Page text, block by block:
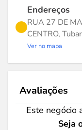
Endereços
RUA 27 DE
CENTRO,
Ver no mapa
Avaliações
Este negócio
Seja